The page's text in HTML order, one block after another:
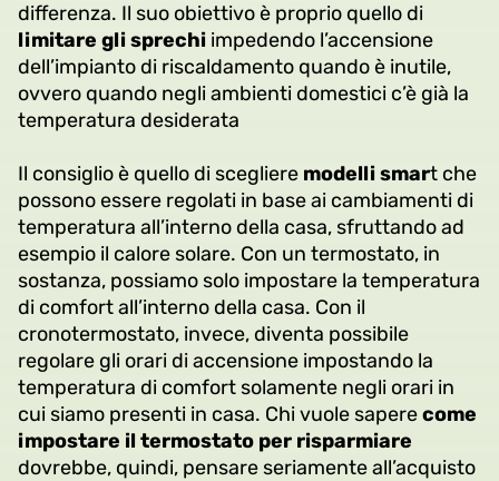
differenza. Il suo obiettivo è proprio quello di
limitare gli sprechi impedendo l’accensione
dell’impianto di riscaldamento quando è inutile,
ovvero quando negli ambienti domestici c’è già la
temperatura desiderata
Il consiglio è quello di scegliere modelli smart che
possono essere regolati in base ai cambiamenti di
temperatura all’interno della casa, sfruttando ad
esempio il calore solare. Con un termostato, in
sostanza, possiamo solo impostare la temperatura
di comfort all’interno della casa. Con il
cronotermostato, invece, diventa possibile
regolare gli orari di accensione impostando la
temperatura di comfort solamente negli orari in
cui siamo presenti in casa. Chi vuole saperecome
impostare il termostato per risparmiare
dovrebbe, quindi, pensare seriamente all’acquisto